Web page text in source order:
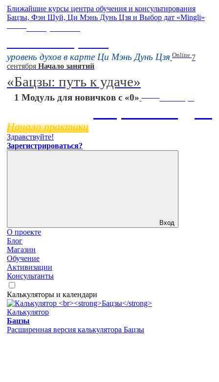
Ближайшие курсы центра обучения и консультирования
Бацзы, Фэн Шуй, Ци Мэнь Дунь Цзя и Выбор дат «Mingli»
уровень духов в карте Ци Мэнь Дунь Цзя Online 7
сентября Начало занятий
«Бацзы: путь к удаче»
1 Модуль для новичков с «0» 11 ноября
Начало практики
Здравствуйте!
Зарегистрироваться?
Вход
О проекте
Блог
Магазин
Обучение
Активизации
Консультанты
Калькуляторы и календари
Калькулятор
Бацзы
Расширенная версия калькулятора Бацзы